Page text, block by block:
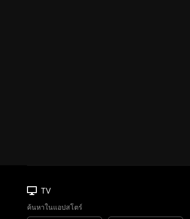
TV
ค้นหาในแอปสโตร์